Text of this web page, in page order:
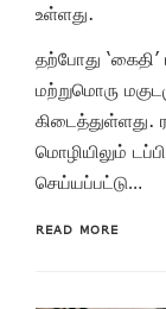
உள்ளது.
தற்போது ‘கைதி’
மற்றுமொரு
கிடைத்துள்ளது.
மொழியிலும்
செய்யப்பட்டு…
READ MORE